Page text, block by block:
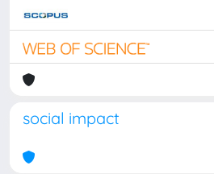
social impact